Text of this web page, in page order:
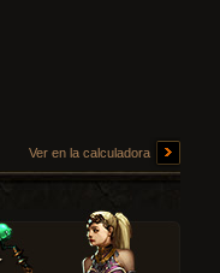
Ver en la calculadora